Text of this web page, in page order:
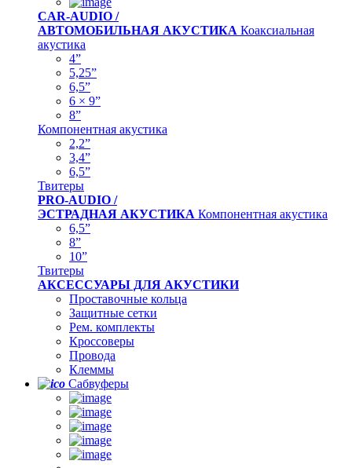
CAR-AUDIO /
АВТОМОБИЛЬНАЯ АКУСТИКА Коаксиальная
акустика
4”
5,25”
6,5”
6 × 9”
8”
Компонентная акустика
2,2”
3,4”
6,5”
Твитеры
PRO-AUDIO /
ЭСТРАДНАЯ АКУСТИКА Компонентная акустика
6,5”
8”
10”
Твитеры
АКСЕССУАРЫ ДЛЯ АКУСТИКИ
Проставочные кольца
Защитные сетки
Рем. комплекты
Кроссоверы
Провода
Клеммы
Сабвуферы